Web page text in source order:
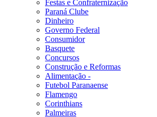
Festas e Confraternização
Paraná Clube
Dinheiro
Governo Federal
Consumidor
Basquete
Concursos
Construção e Reformas
Alimentação -
Futebol Paranaense
Flamengo
Corinthians
Palmeiras